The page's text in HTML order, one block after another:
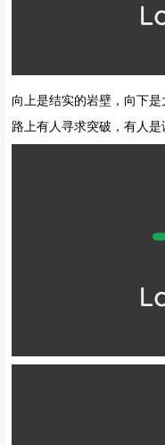
向上是结实的岩壁，向下
路上有人寻求突破，有人是